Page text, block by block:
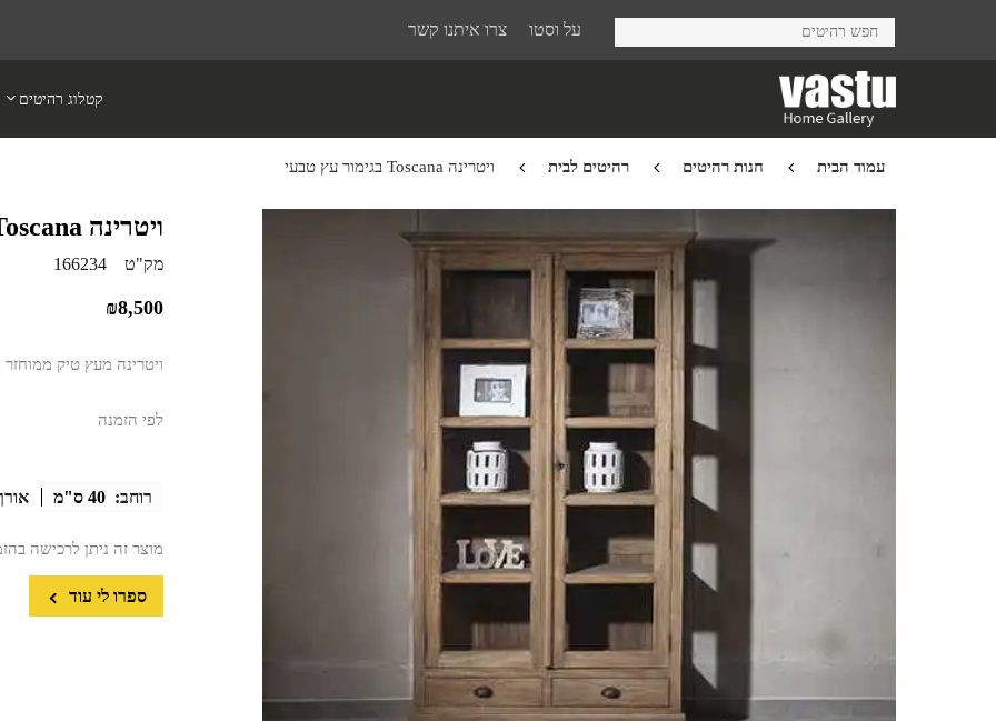
על וסטו צרו איתנו קשר
קטלוג רהיטים
עמוד הבית חנות רהיטים רהיטים לבית ויטרינה Toscana בגימור עץ טבעי
ויטרינה Toscana בגימור עץ טבעי
מק"ט 166234
₪8,500
ויטרינה מעץ טיק ממוחזר
לפי הזמנה
רוחב: 40 ס"מ
מוצר זה ניתן לרכישה
ספרו לי עוד